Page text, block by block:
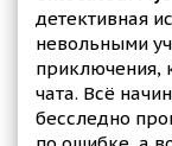
детективная
невольными
приключения,
чата. Всё
бесследно